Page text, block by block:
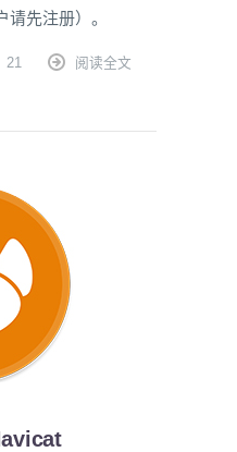
先注册）。
21 阅读全文